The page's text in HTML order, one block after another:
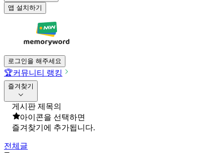
앱 설치하기
로그인을 해주세요
🏆커뮤니티 랭킹
즐겨찾기
게시판 제목의
아이콘을 선택하면
즐겨찾기에 추가됩니다.
전체글